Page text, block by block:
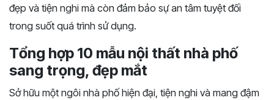
đẹp và tiện nghi mà còn đảm bảo sự an tâm tuyệt đối
trong suốt quá trình sử dụng.
Tổng hợp 10 mẫu nội thất nhà phố
sang trọng, đẹp mắt
Sở hữu một ngôi nhà phố hiện đại, tiện nghi và mang đậm